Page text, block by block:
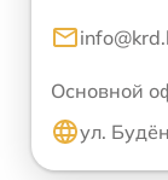
Основной
ул.